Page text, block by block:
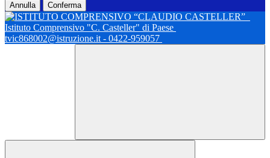
Annulla Conferma
Istituto Comprensivo "C. Casteller" di Paese
tvic868002@istruzione.it - 0422-959057